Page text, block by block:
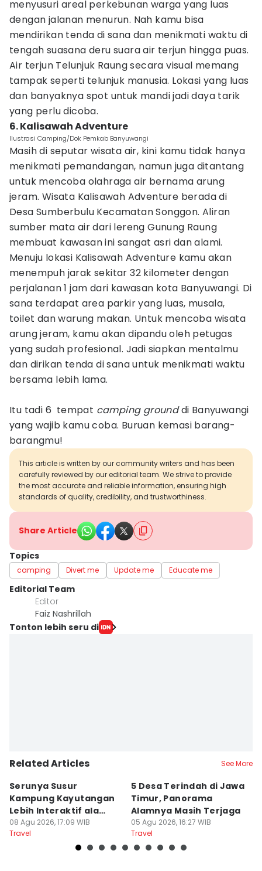
menyusuri areal perkebunan warga yang luas
dengan jalanan menurun. Nah kamu bisa
mendirikan tenda di sana dan menikmati waktu di
tengah suasana deru suara air terjun hingga puas.
Air terjun Telunjuk Raung secara visual memang
tampak seperti telunjuk manusia. Lokasi yang luas
dan banyaknya spot untuk mandi jadi daya tarik
yang perlu dicoba.
6. Kalisawah Adventure
Ilustrasi Camping/Dok Pemkab Banyuwangi
Masih di seputar wisata air, kini kamu tidak hanya
menikmati pemandangan, namun juga ditantang
untuk mencoba olahraga air bernama arung
jeram. Wisata Kalisawah Adventure berada di
Desa Sumberbulu Kecamatan Songgon. Aliran
sumber mata air dari lereng Gunung Raung
membuat kawasan ini sangat asri dan alami.
Menuju lokasi Kalisawah Adventure kamu akan
menempuh jarak sekitar 32 kilometer dengan
perjalanan 1 jam dari kawasan kota Banyuwangi. Di
sana terdapat area parkir yang luas, musala,
toilet dan warung makan. Untuk mencoba wisata
arung jeram, kamu akan dipandu oleh petugas
yang sudah profesional. Jadi siapkan mentalmu
dan dirikan tenda di sana untuk menikmati waktu
bersama lebih lama.
Itu tadi 6 tempat camping grounddi Banyuwangi
yang wajib kamu coba. Buruan kemasi barang-
barangmu!
This article is written by our community writers and has been
carefully reviewed by our editorial team. We strive to provide
the most accurate and reliable information, ensuring high
standards of quality, credibility, and trustworthiness.
Share Article
Topics
camping Divert me Update me Educate me
Editorial Team
Editor
Faiz Nashrillah
Tonton lebih seru di
Related Articles See More
Serunya Susur
Kampung Kayutangan
Lebih Interaktif ala
Kelana Race
08 Agu 2026, 17:09 WIB
Travel
5 Desa Terindah di Jawa
Timur, Panorama
Alamnya Masih Terjaga
05 Agu 2026, 16:27 WIB
Travel